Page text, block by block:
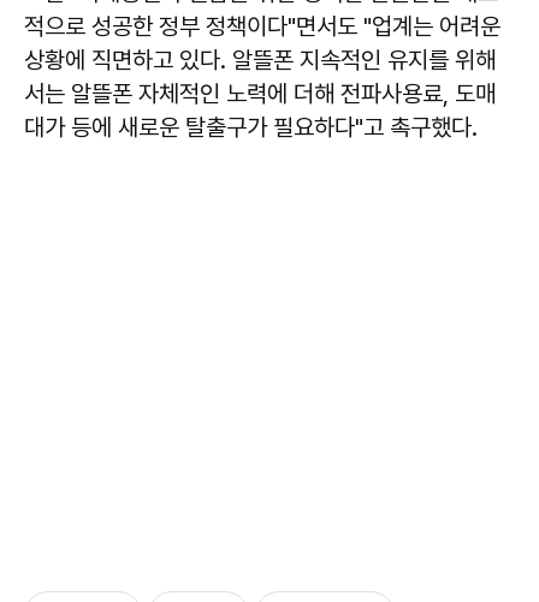
적으로 성공한 정부 정책이다"면서도 "업계는 어려운
상황에 직면하고 있다. 알뜰폰 지속적인 유지를 위해
서는 알뜰폰 자체적인 노력에 더해 전파사용료, 도매
대가 등에 새로운 탈출구가 필요하다"고 촉구했다.